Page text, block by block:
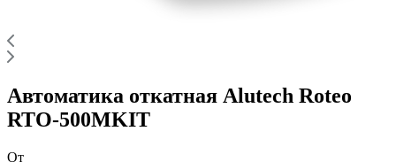
Автоматика откатная Alutech Roteo
RTO-500MKIT
От